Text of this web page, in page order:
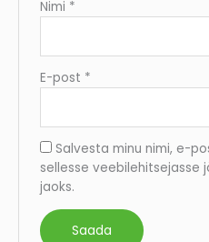
Nimi *
E-post *
Salvesta minu nimi, e-
sellesse veebilehitsejasse
jaoks.